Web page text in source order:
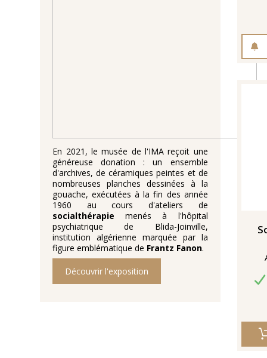
En 2021, le musée de l'IMA reçoit une
généreuse donation : un ensemble
d'archives, de céramiques peintes et de
nombreuses planches dessinées à la
gouache, exécutées à la fin des année
1960 au cours d'ateliers de
socialthérapiemenés à l'hôpital
psychiatrique de Blida-Joinville,
institution algérienne marquée par la
figure emblématique de Frantz Fanon.
Découvrir l'exposition